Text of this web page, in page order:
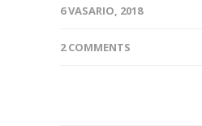
6 VASARIO, 2018
2 COMMENTS